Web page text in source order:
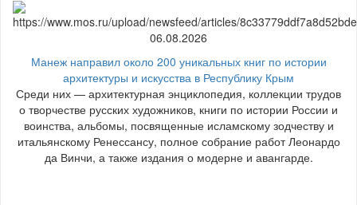
06.08.2026
Манеж направил около 200 уникальных книг по истории
архитектуры и искусства в Республику Крым
Среди них — архитектурная энциклопедия, коллекции трудов
о творчестве русских художников, книги по истории России и
воинства, альбомы, посвященные исламскому зодчеству и
итальянскому Ренессансу, полное собрание работ Леонардо
да Винчи, а также издания о модерне и авангарде.